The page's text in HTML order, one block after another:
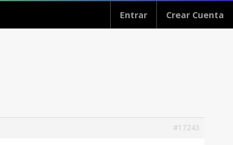
Entrar Crear Cuenta
#17243